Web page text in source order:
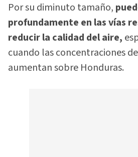
Por su diminuto tamaño,
profundamente en las vías
reducir la calidad del aire,
cuando las concentraciones
aumentan sobre Honduras.